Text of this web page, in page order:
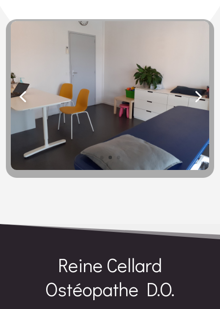
Reine Cellard
Ostéopathe D.O.